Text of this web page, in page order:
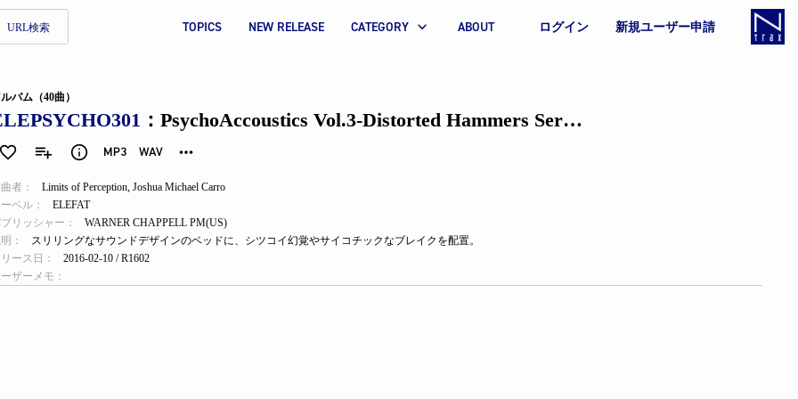
URL検索 TOPICS NEW RELEASE CATEGORY ABOUT ログイン 新規ユーザー申請
バム（40曲）
：PsychoAccoustics Vol.3-Distorted Hammers Series
者： Limits of Perception, Joshua Michael Carro
ベル：
ELEFAT
リッシャー：
WARNER CHAPPELL PM(US)
：
スリリングなサウンドデザインのベッドに、シツコイ幻覚やサイコチックなブレイクを配置。
ース日：
2016-02-10 / R1602
ザーメモ：